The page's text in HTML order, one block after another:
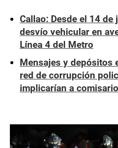
Callao: Desde el 14
desvío vehicular en
Línea 4 del Metro
Mensajes y depósitos
red de corrupción
implicarían a comisario